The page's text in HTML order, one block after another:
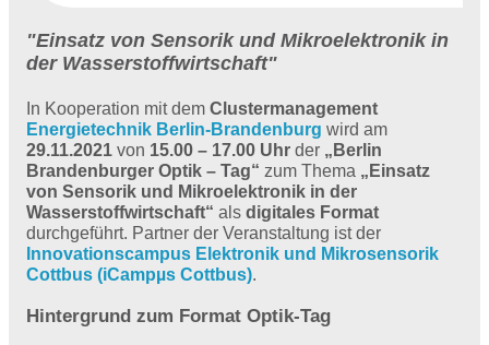
"Einsatz von Sensorik und Mikroelektronik in
der Wasserstoffwirtschaft"
In Kooperation mit dem Clustermanagement
Energietechnik Berlin-Brandenburg wird am
29.11.2021 von 15.00 – 17.00 Uhr der „Berlin
Brandenburger Optik – Tag“ zum Thema „Einsatz
von Sensorik und Mikroelektronik in der
Wasserstoffwirtschaft“ als digitales Format
durchgeführt. Partner der Veranstaltung ist der
Innovationscampus Elektronik und Mikrosensorik
Cottbus (iCampµs Cottbus).
Hintergrund zum Format Optik-Tag